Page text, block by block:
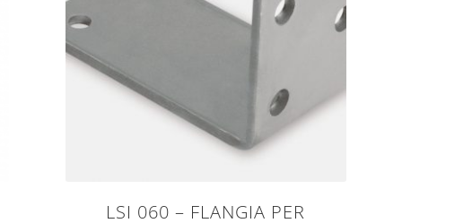
LSI 060 – FLANGIA PER